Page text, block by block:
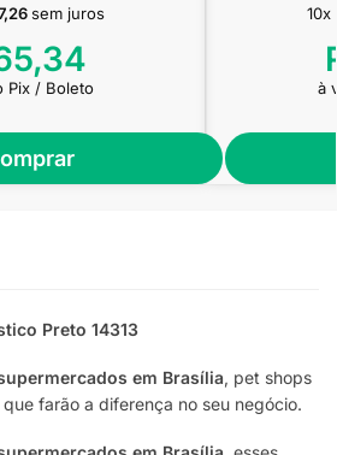
sem juros
Pix / Boleto à
Preto 14313
em Brasília, pet shops
farão a diferença no seu negócio.